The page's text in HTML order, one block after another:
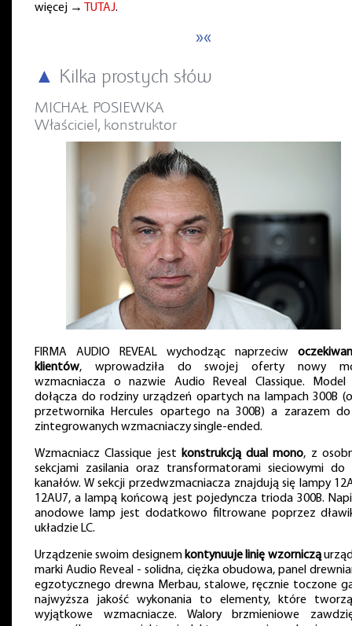
więcej → TUTAJ.
»«
▲ Kilka prostych słów
MICHAŁ POSIEWKA
Właściciel, konstruktor
FIRMA AUDIO REVEAL wychodząc naprzeciw
klientów, wprowadziła do swojej oferty nowy
wzmacniacza o nazwie Audio Reveal Classique.
dołącza do rodziny urządzeń opartych na lampach 300B
przetwornika Hercules opartego na 300B) a zarazem
zintegrowanych wzmacniaczy single-ended.
Wzmacniacz Classique jest konstrukcją dual mono, z
sekcjami zasilania oraz transformatorami sieciowymi do
kanałów. W sekcji przedwzmacniacza znajdują się lampy
12AU7, a lampą końcową jest pojedyncza trioda 300B.
anodowe lamp jest dodatkowo filtrowane poprzez
układzie LC.
Urządzenie swoim designem kontynuuje linię wzorniczą
marki Audio Reveal - solidna, ciężka obudowa, panel
egzotycznego drewna Merbau, stalowe, ręcznie toczone
najwyższa jakość wykonania to elementy, które
wyjątkowe wzmacniacze. Walory brzmieniowe